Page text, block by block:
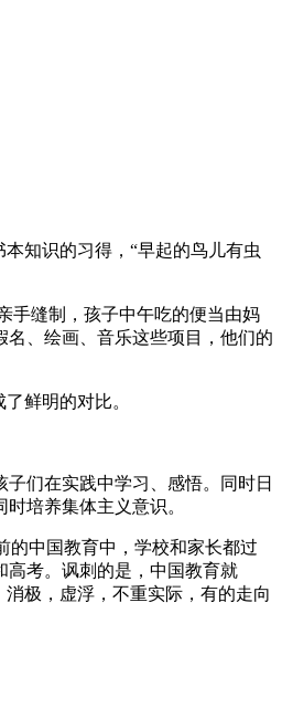
知识的习得，“早起的鸟儿有虫
手缝制，孩子中午吃的便当由妈
、绘画、音乐这些项目，他们的
鲜明的对比。
们在实践中学习、感悟。同时日
培养集体主义意识。
中国教育中，学校和家长都过
高考。讽刺的是，中国教育就
极，虚浮，不重实际，有的走向